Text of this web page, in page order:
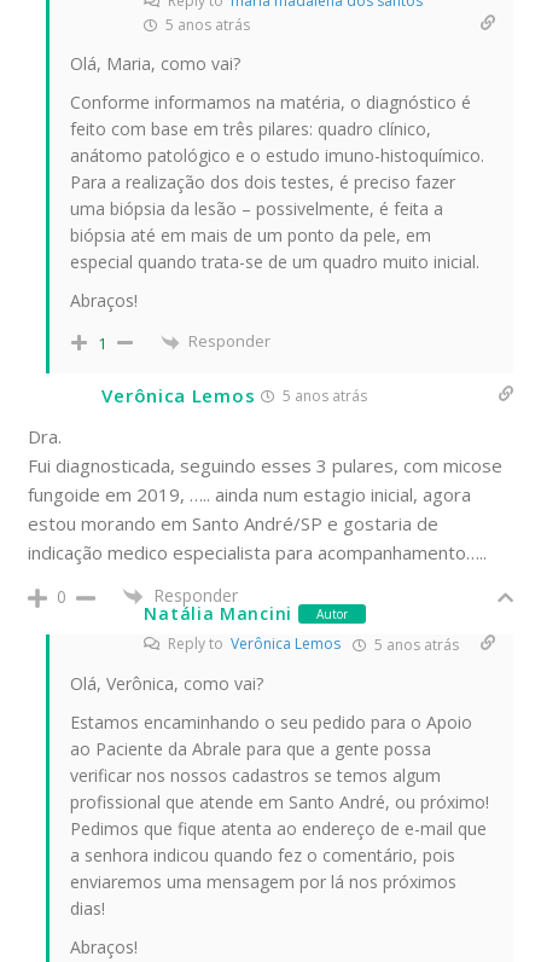
5 anos atrás
Olá, Maria, como vai?
Conforme informamos na matéria, o diagnóstico é
feito com base em três pilares: quadro clínico,
anátomo patológico e o estudo imuno-histoquímico.
Para a realização dos dois testes, é preciso fazer
uma biópsia da lesão – possivelmente, é feita a
biópsia até em mais de um ponto da pele, em
especial quando trata-se de um quadro muito inicial.
Abraços!
1 Responder
Verônica Lemos 5 anos atrás
Dra.
Fui diagnosticada, seguindo esses 3 pulares, com micose
fungoide em 2019, ….. ainda num estagio inicial, agora
estou morando em Santo André/SP e gostaria de
indicação medico especialista para acompanhamento…..
0
Responder
Natália Mancini
Autor
Reply toVerônica Lemos 5 anos atrás
Olá, Verônica, como vai?
Estamos encaminhando o seu pedido para o Apoio
ao Paciente da Abrale para que a gente possa
verificar nos nossos cadastros se temos algum
profissional que atende em Santo André, ou próximo!
Pedimos que fique atenta ao endereço de e-mail que
a senhora indicou quando fez o comentário, pois
enviaremos uma mensagem por lá nos próximos
dias!
Abraços!